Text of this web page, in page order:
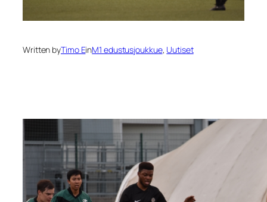
Written byTimo EinM1 edustusjoukkue, Uutiset